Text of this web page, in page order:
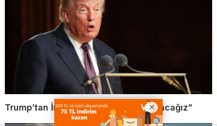
Trump’tan İran mesajı: “Çok sert vuracağız”